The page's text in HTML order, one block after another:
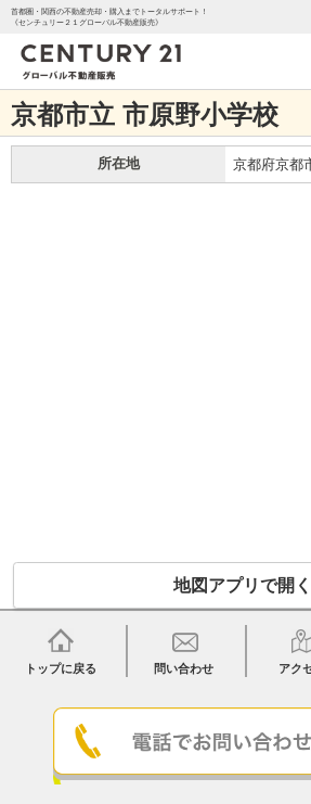
首都圏・関西の不動産売却・購入までトータルサポート！
《センチュリー２１グローバル不動産販売》
京都市立 市原野小学校
所在地 京都府京都
地図アプリで開く
トップに戻る 問い合わせ アク